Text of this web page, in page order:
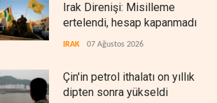
Irak Direnişi: Misilleme
ertelendi, hesap kapanmadı
IRAK 07 Ağustos 2026
Çin'in petrol ithalatı on yıllık
dipten sonra yükseldi